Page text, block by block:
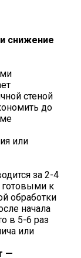
снижение
стеной
до
или
за 2-4
готовыми к
обработки
начала
в 5-6 раз
или
—